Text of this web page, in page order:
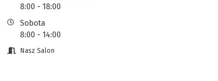
8:00 - 18:00
Sobota
8:00 - 14:00
Nasz Salon